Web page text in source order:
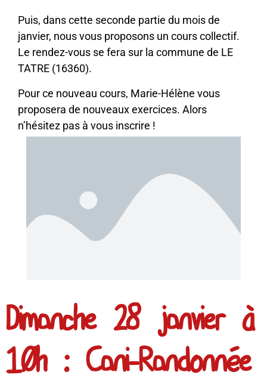
Puis, dans cette seconde partie du mois de
janvier, nous vous proposons un cours collectif.
Le rendez-vous se fera sur la commune de LE
TATRE (16360).
Pour ce nouveau cours, Marie-Hélène vous
proposera de nouveaux exercices. Alors
n’hésitez pas à vous inscrire !
Dimanche 28 janvier à
10h : Cani-Randonnée